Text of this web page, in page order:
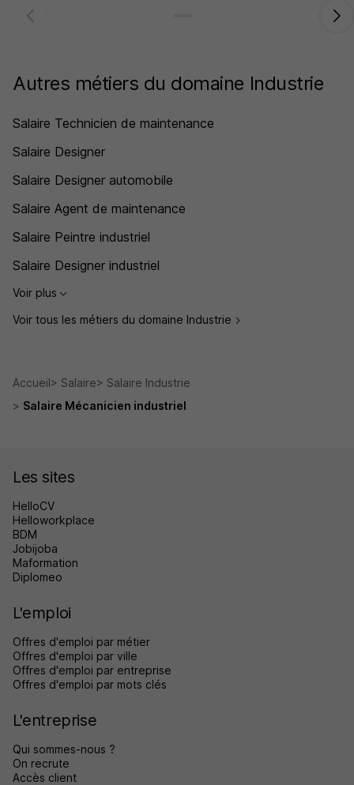
Autres métiers du domaine Industrie
Salaire Technicien de maintenance
Salaire Designer
Salaire Designer automobile
Salaire Agent de maintenance
Salaire Peintre industriel
Salaire Designer industriel
Voir plus
Voir tous les métiers du domaine Industrie
Accueil Salaire
Salaire Industrie
Salaire Mécanicien industriel
Les sites
HelloCV
Helloworkplace
BDM
Jobijoba
Maformation
Diplomeo
L'emploi
Offres d'emploi par métier
Offres d'emploi par ville
Offres d'emploi par entreprise
Offres d'emploi par mots clés
L'entreprise
Qui sommes-nous ?
On recrute
Accès client